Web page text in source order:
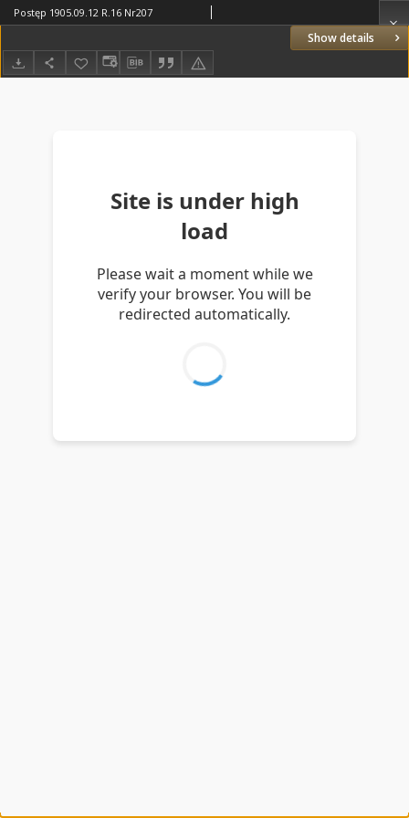
Show details
Postęp 1905.09.12 R.16 Nr207